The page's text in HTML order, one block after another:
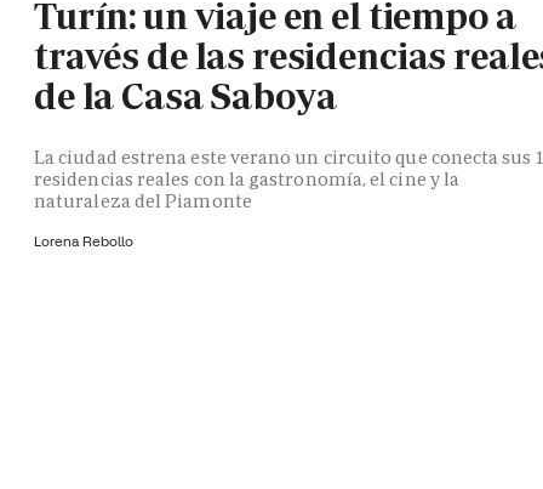
Turín: un viaje en el tiempo a
través de las residencias
de la Casa Saboya
La ciudad estrena este verano un circuito que conecta sus
residencias reales con la gastronomía, el cine y la
naturaleza del Piamonte
Lorena Rebollo